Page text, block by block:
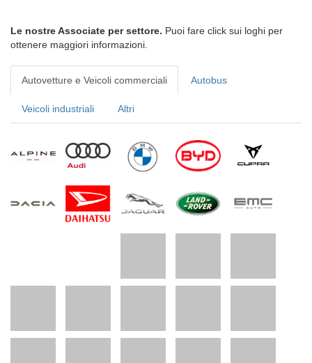
Le nostre Associate per settore. Puoi fare click sui loghi per
ottenere maggiori informazioni.
Autovetture e Veicoli commerciali Autobus
Veicoli industriali Altri